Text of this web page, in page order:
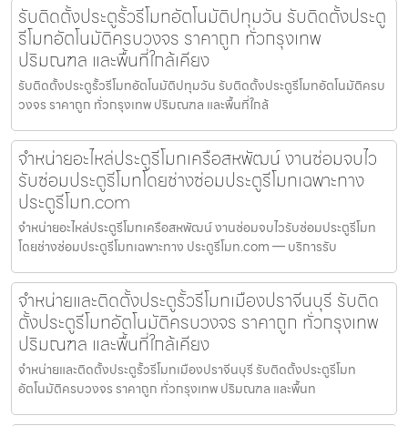
รับติดตั้งประตูรั้วรีโมทอัตโนมัติปทุมวัน รับติดตั้งประตู
รีโมทอัตโนมัติครบวงจร ราคาถูก ทั่วกรุงเทพ
ปริมณฑล และพื้นที่ใกล้เคียง
รับติดตั้งประตูรั้วรีโมทอัตโนมัติปทุมวัน รับติดตั้งประตูรีโมทอัตโนมัติครบ
วงจร ราคาถูก ทั่วกรุงเทพ ปริมณฑล และพื้นที่ใกล้
จำหน่ายอะไหล่ประตูรีโมทเครือสหพัฒน์ งานซ่อมจบไว
รับซ่อมประตูรีโมทโดยช่างซ่อมประตูรีโมทเฉพาะทาง
ประตูรีโมท.com
จำหน่ายอะไหล่ประตูรีโมทเครือสหพัฒน์ งานซ่อมจบไวรับซ่อมประตูรีโมท
โดยช่างซ่อมประตูรีโมทเฉพาะทาง ประตูรีโมท.com — บริการรับ
จำหน่ายและติดตั้งประตูรั้วรีโมทเมืองปราจีนบุรี รับติด
ตั้งประตูรีโมทอัตโนมัติครบวงจร ราคาถูก ทั่วกรุงเทพ
ปริมณฑล และพื้นที่ใกล้เคียง
จำหน่ายและติดตั้งประตูรั้วรีโมทเมืองปราจีนบุรี รับติดตั้งประตูรีโมท
อัตโนมัติครบวงจร ราคาถูก ทั่วกรุงเทพ ปริมณฑล และพื้นท